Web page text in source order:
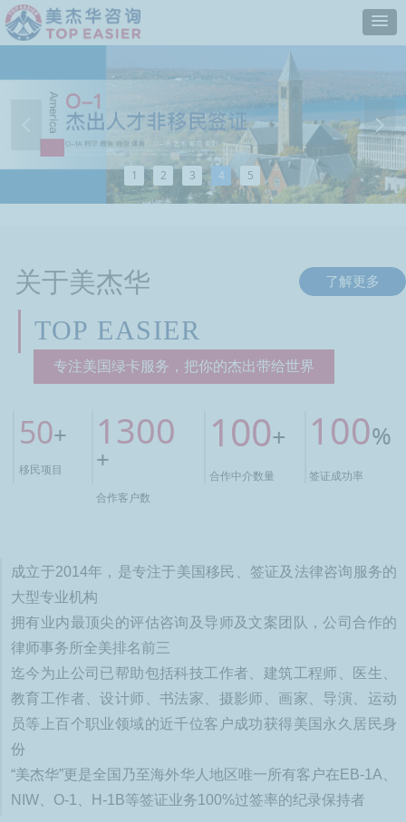
关于美杰华 了解更多
TOP EASIER
专注美国绿卡服务，把你的杰出带给世界
50+
移民项目
1300
+
合作客户数
签证成功率
100%
合作中介数量
100+
成立于2014年，是专注于美国移民、签证及法律咨询服务的
大型专业机构
拥有业内最顶尖的评估咨询及导师及文案团队，公司合作的
律师事务所全美排名前三
迄今为止公司已帮助包括科技工作者、建筑工程师、医生、
教育工作者、设计师、书法家、摄影师、画家、导演、运动
员等上百个职业领域的近千位客户成功获得美国永久居民身
份
“美杰华”更是全国乃至海外华人地区唯一所有客户在EB-1A、
NIW、O-1、H-1B等签证业务100%过签率的纪录保持者
1 2 3 4 5
넲